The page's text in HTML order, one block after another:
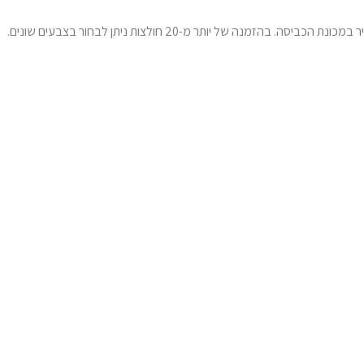
לאחר בחירת המידה הנכונה והעיצוב המדויק, ההדפסה תתבצע באמצעות טכנולוגיה מתקדמת, אשר מבטיחה תוצאה באיכות גבוהה מאוד, גם לאחר שימוש תדיר במכונת הכביסה. בהזמנה של יותר מ-20 חולצות ניתן לבחור בצבעים שונים.